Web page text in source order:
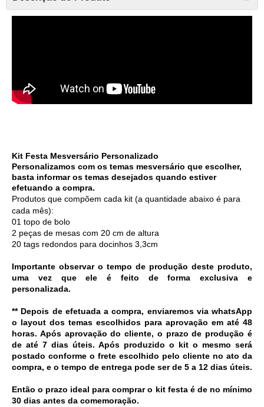
Kit Festa Mesversário Personalizado
Personalizamos com os temas mesversário que escolher,
basta informar os temas desejados quando estiver
efetuando a compra.
Produtos que compõem cada kit (a quantidade abaixo é para
cada mês):
01 topo de bolo
2 peças de mesas com 20 cm de altura
20 tags redondos para docinhos 3,3cm
Importante observar o tempo de produção deste produto,
uma vez que ele é feito de forma exclusiva e
personalizada.
** Depois de efetuada a compra, enviaremos via whatsApp
o layout dos temas escolhidos para aprovação em até 48
horas. Após aprovação do cliente, o prazo de produção é
de até 7 dias úteis. Após produzido o kit o mesmo será
postado conforme o frete escolhido pelo cliente no ato da
Então o prazo ideal para comprar o kit festa é de no mínimo
30 dias antes da comemoração.